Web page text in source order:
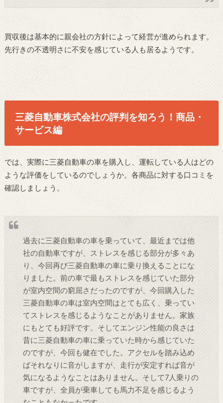
買収後は基本的に親会社の方針によって経営が進められます。
先行きの不透明さに不安を感じている人も居るようです。
三菱自動車株式会社の評判を知ろう！商品・
サービス編
では、実際に三菱自動車の車を購入し、運転している人はどの
ような評価をしているのでしょうか。各商品に対する口コミを
確認しましょう。
過去に三菱自動車の車を乗っていて、最近までは他
社の自動車ですが、ストレスを感じる部分が多々あ
り、今回再び三菱自動車の車に乗り換えることにな
りました。前の車で最もストレスを感じていた部分
が室内空間の窮屈さだったのですが、今回購入した
三菱自動車の車は室内空間はとても広く、乗ってい
てストレスを感じるようなことがありません。家族
にもとても好評です。そしてエンジン性能の良さは
昔に三菱自動車の車に乗っていた時から感じていた
のですが、今回も健在でした。アクセルを踏み込め
ばそれなりに音がしますが、走行が安定すれば音が
気になるようなことはありません。そして7人乗りの
車ですが、全員が乗車しても馬力不足を感じるよう